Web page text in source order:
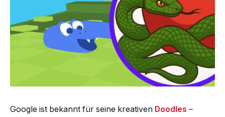
Google ist bekannt für seine kreativen Doodles –